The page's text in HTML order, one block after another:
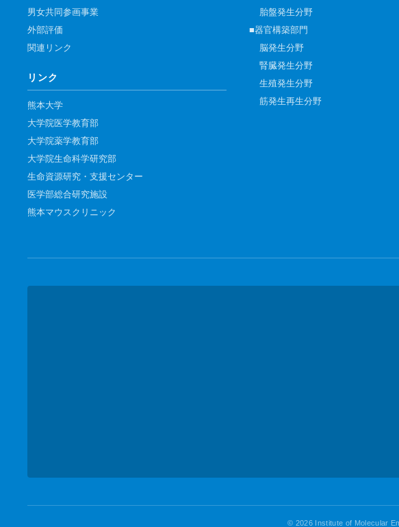
男女共同参画事業
外部評価
関連リンク
リンク
熊本大学
大学院医学教育部
大学院薬学教育部
大学院生命科学研究部
生命資源研究・支援センター
医学部総合研究施設
熊本マウスクリニック
胎盤発生分野
■器官構築部門
脳発生分野
腎臓発生分野
生殖発生分野
筋発生再生分野
© 2026 Institute of Molecular